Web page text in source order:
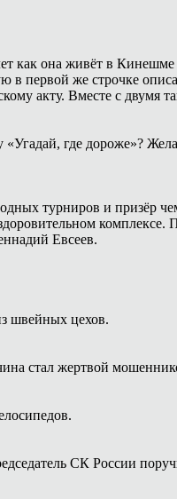
как она живёт в Кинешме
же строчке
акту. Вместе с двумя
«Угадай, где дороже»?
турниров и призёр
Евсеев.
швейных цехов.
стал жертвой
СК России